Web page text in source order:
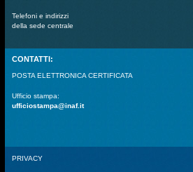
Telefoni e indirizzi
della sede centrale
CONTATTI:
POSTA ELETTRONICA CERTIFICATA
Ufficio stampa:
ufficiostampa@inaf.it
PRIVACY